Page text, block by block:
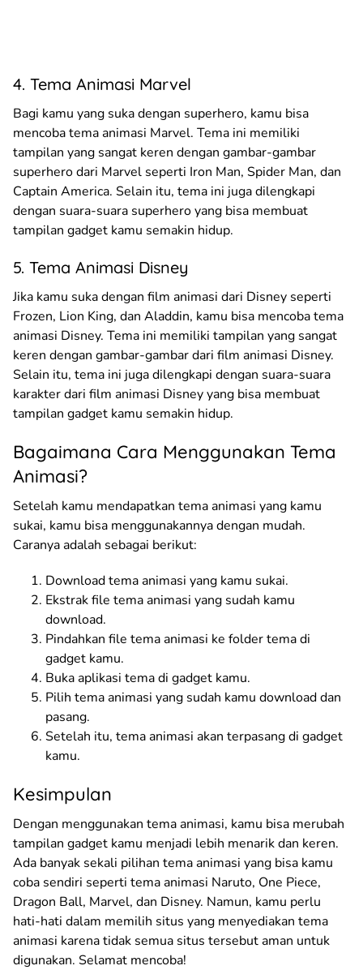
4. Tema Animasi Marvel
Bagi kamu yang suka dengan superhero, kamu bisa
mencoba tema animasi Marvel. Tema ini memiliki
tampilan yang sangat keren dengan gambar-gambar
superhero dari Marvel seperti Iron Man, Spider Man, dan
Captain America. Selain itu, tema ini juga dilengkapi
dengan suara-suara superhero yang bisa membuat
tampilan gadget kamu semakin hidup.
5. Tema Animasi Disney
Jika kamu suka dengan film animasi dari Disney seperti
Frozen, Lion King, dan Aladdin, kamu bisa mencoba tema
animasi Disney. Tema ini memiliki tampilan yang sangat
keren dengan gambar-gambar dari film animasi Disney.
Selain itu, tema ini juga dilengkapi dengan suara-suara
karakter dari film animasi Disney yang bisa membuat
tampilan gadget kamu semakin hidup.
Bagaimana Cara Menggunakan Tema
Animasi?
Setelah kamu mendapatkan tema animasi yang kamu
sukai, kamu bisa menggunakannya dengan mudah.
Caranya adalah sebagai berikut:
Download tema animasi yang kamu sukai.
Ekstrak file tema animasi yang sudah kamu
download.
Pindahkan file tema animasi ke folder tema di
gadget kamu.
Buka aplikasi tema di gadget kamu.
Pilih tema animasi yang sudah kamu download dan
pasang.
Setelah itu, tema animasi akan terpasang di gadget
kamu.
Kesimpulan
Dengan menggunakan tema animasi, kamu bisa merubah
tampilan gadget kamu menjadi lebih menarik dan keren.
Ada banyak sekali pilihan tema animasi yang bisa kamu
coba sendiri seperti tema animasi Naruto, One Piece,
Dragon Ball, Marvel, dan Disney. Namun, kamu perlu
hati-hati dalam memilih situs yang menyediakan tema
animasi karena tidak semua situs tersebut aman untuk
digunakan. Selamat mencoba!